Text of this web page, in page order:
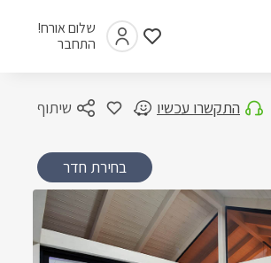
שלום אורח!
התחבר
שיתוף התקשרו עכשיו
בחירת חדר